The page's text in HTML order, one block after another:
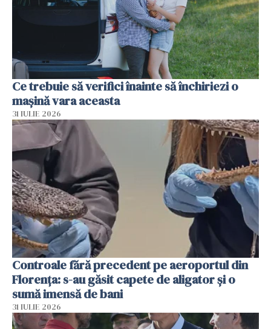
Ce trebuie să verifici înainte să închiriezi o
mașină vara aceasta
31 IULIE 2026
Controale fără precedent pe aeroportul din
Florența: s-au găsit capete de aligator și o
sumă imensă de bani
31 IULIE 2026